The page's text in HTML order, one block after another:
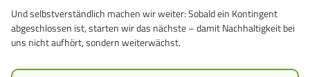
Und selbstverständlich machen wir weiter: Sobald ein Kontingent
abgeschlossen ist, starten wir das nächste – damit Nachhaltigkeit bei
uns nicht aufhört, sondern weiterwächst.